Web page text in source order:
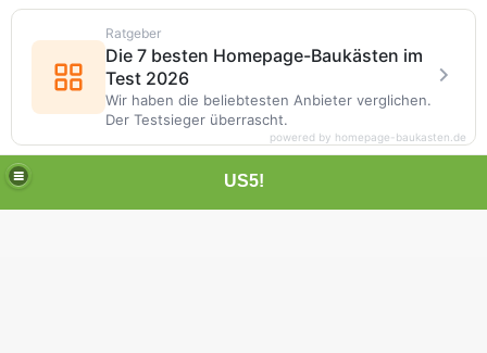
US5!
Ratgeber
Die 7 besten Homepage-Baukästen im
Test 2026
Wir haben die beliebtesten Anbieter verglichen.
Der Testsieger überrascht.
powered by homepage-baukasten.de